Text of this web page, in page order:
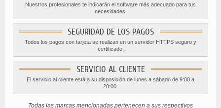
Nuestros profesionales te indicarán el software más adecuado para tus
necesidades.
SEGURIDAD DE LOS PAGOS
Todos los pagos con tarjeta se realizan en un servidor HTTPS seguro y
certificado.
SERVICIO AL CLIENTE
El servicio al cliente está a su disposición de lunes a sábado de 9:00 a
20:00.
Todas las marcas mencionadas pertenecen a sus respectivos